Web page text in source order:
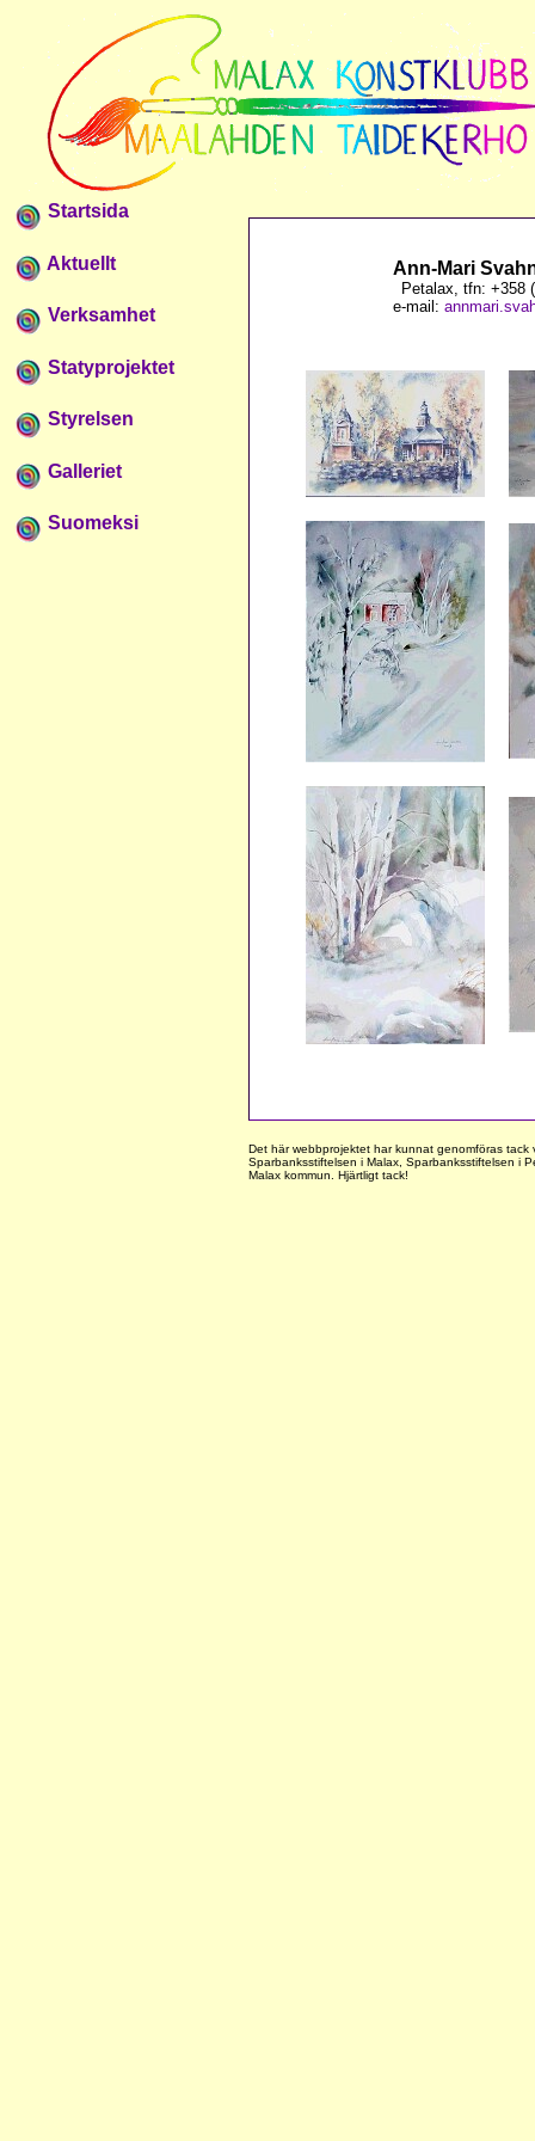
Startsida
Aktuellt
Verksamhet
Statyprojektet
Styrelsen
Galleriet
Suomeksi
Ann-Mari
Petalax, tfn: +358
e-mail:
Det här webbprojektet har kunnat genomföras
Sparbanksstiftelsen i Malax, Sparbanksstiftelsen i
Malax kommun. Hjärtligt tack!